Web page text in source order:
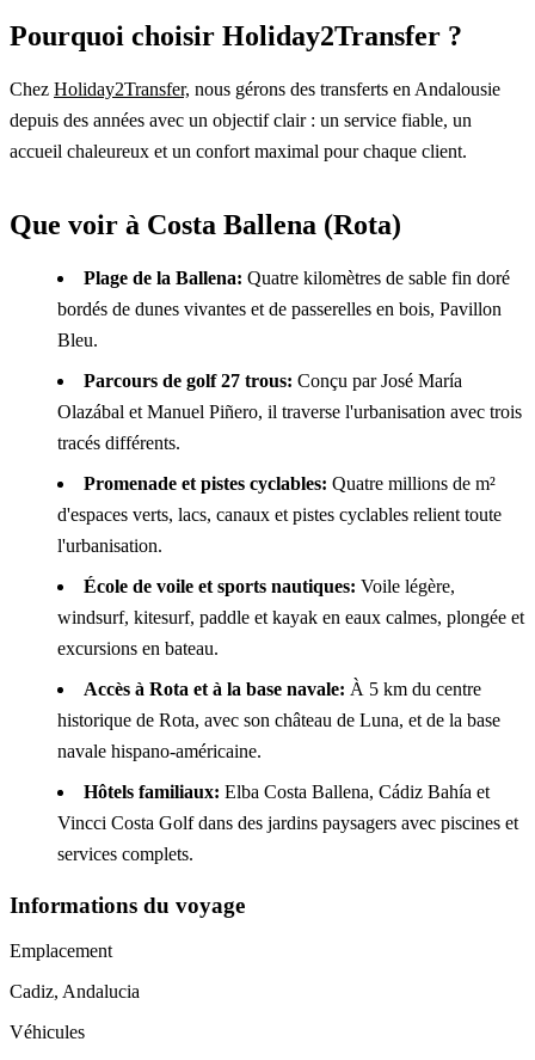
Pourquoi choisir Holiday2Transfer ?
Chez Holiday2Transfer, nous gérons des transferts en Andalousie
depuis des années avec un objectif clair : un service fiable, un
accueil chaleureux et un confort maximal pour chaque client.
Que voir à Costa Ballena (Rota)
Plage de la Ballena: Quatre kilomètres de sable fin doré
bordés de dunes vivantes et de passerelles en bois, Pavillon
Bleu.
Parcours de golf 27 trous: Conçu par José María
Olazábal et Manuel Piñero, il traverse l'urbanisation avec trois
tracés différents.
Promenade et pistes cyclables: Quatre millions de m²
d'espaces verts, lacs, canaux et pistes cyclables relient toute
l'urbanisation.
École de voile et sports nautiques: Voile légère,
windsurf, kitesurf, paddle et kayak en eaux calmes, plongée et
excursions en bateau.
Accès à Rota et à la base navale: À 5 km du centre
historique de Rota, avec son château de Luna, et de la base
navale hispano-américaine.
Hôtels familiaux: Elba Costa Ballena, Cádiz Bahía et
Vincci Costa Golf dans des jardins paysagers avec piscines et
services complets.
Informations du voyage
Emplacement
Cadiz, Andalucia
Véhicules